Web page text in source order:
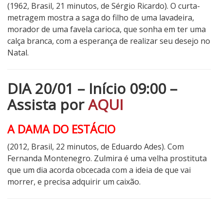
(1962, Brasil, 21 minutos, de Sérgio Ricardo). O curta-
metragem mostra a saga do filho de uma lavadeira,
morador de uma favela carioca, que sonha em ter uma
calça branca, com a esperança de realizar seu desejo no
Natal.
DIA 20/01 – Início 09:00 –
Assista porAQUI
A DAMA DO ESTÁCIO
(2012, Brasil, 22 minutos, de Eduardo Ades). Com
Fernanda Montenegro. Zulmira é uma velha prostituta
que um dia acorda obcecada com a ideia de que vai
morrer, e precisa adquirir um caixão.